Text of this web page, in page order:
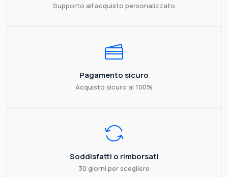
Supporto all'acquisto personalizzato
Pagamento sicuro
Acquisto sicuro al 100%
Soddisfatti o rimborsati
30 giorni per scegliere